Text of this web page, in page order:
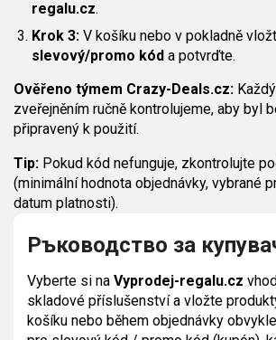
regalu.cz.
Krok 3: V košíku nebo v pokladně
slevový/promo kód a potvrďte.
Ověřeno týmem Crazy-Deals.cz:
zveřejněním ručně kontrolujeme, aby byl
připravený k použití.
Tip: Pokud kód nefunguje, zkontrolujte
(minimální hodnota objednávky, vybrané
datum platnosti).
Ръководство за
Vyberte si na Vyprodej-regalu.cz
skladové příslušenství a vložte
košíku nebo během objednávky